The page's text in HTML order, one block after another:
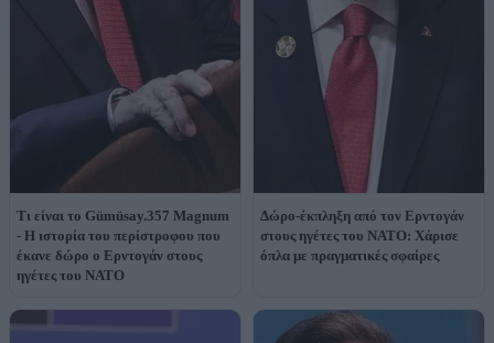
Τι είναι το Gümüsay.357 Magnum
- Η ιστορία του περίστροφου που
έκανε δώρο ο Ερντογάν στους
ηγέτες του ΝΑΤΟ
Δώρο-έκπληξη από τον Ερντογάν
στους ηγέτες του ΝΑΤΟ: Χάρισε
όπλα με πραγματικές σφαίρες